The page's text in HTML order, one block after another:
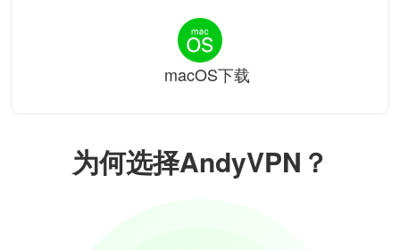
为何选择AndyVPN？
macOS下载